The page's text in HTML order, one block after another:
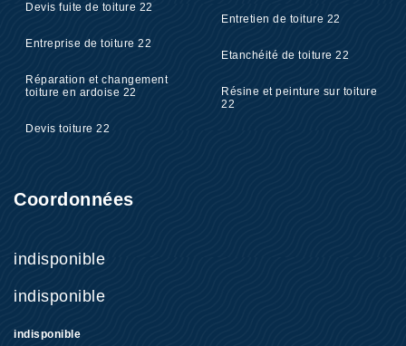
Devis fuite de toiture 22
Entreprise de toiture 22
Réparation et changement
toiture en ardoise 22
Devis toiture 22
Entretien de toiture 22
Etanchéité de toiture 22
Résine et peinture sur toiture
22
Coordonnées
indisponible
indisponible
indisponible